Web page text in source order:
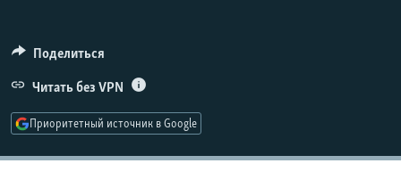
ПОДПИШИТЕСЬ НА РАССЫЛКУ
СОЦИАЛЬНЫЕ СЕТИ
Поделиться
Читать без VPN
Приоритетный источник в Google